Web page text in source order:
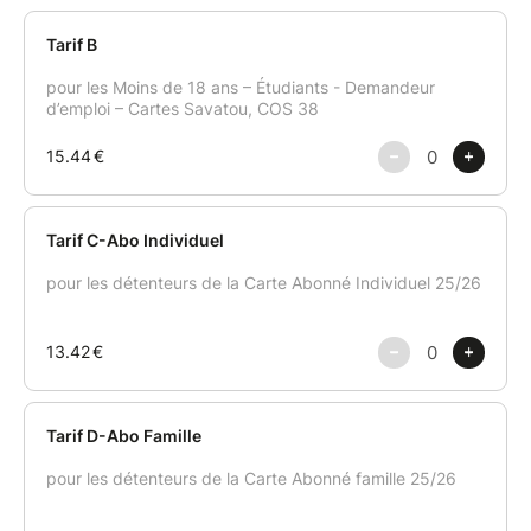
donne le tempo et voilà c'est magique ! » Avis du
public